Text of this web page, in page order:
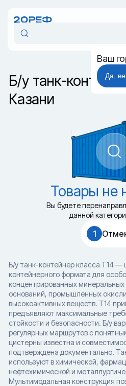
Ваш
Да,
Б/у танк-
Казани
Товары не
Вы будете
данной
1
Б/у танк-контейнер класса T14 —
контейнерного формата для
концентрированных минеральных
оснований, промышленных
высокоактивных веществ. T14
предъявляют максимальные
стойкости и безопасности. Б/у
регулярных маршрутов с
цистерны известна и
подтверждена документально.
используют в химической,
нефтехимической и
Мультимодальная конструкция